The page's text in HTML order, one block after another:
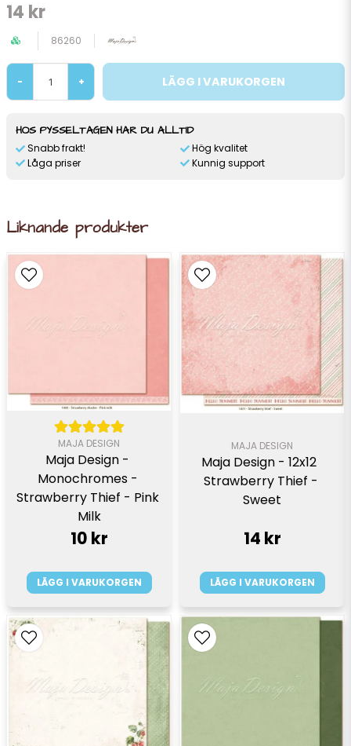
14 kr
86260
- + LÄGG I VARUKORGEN
HOS PYSSELTAGEN HAR DU ALLTID
Snabb frakt!
Låga priser
Hög kvalitet
Kunnig support
Liknande produkter
MAJA DESIGN
Maja Design -
Monochromes -
Strawberry Thief - Pink
Milk
10 kr
LÄGG I VARUKORGEN
MAJA DESIGN
Maja Design - 12x12
Strawberry Thief -
Sweet
14 kr
LÄGG I VARUKORGEN